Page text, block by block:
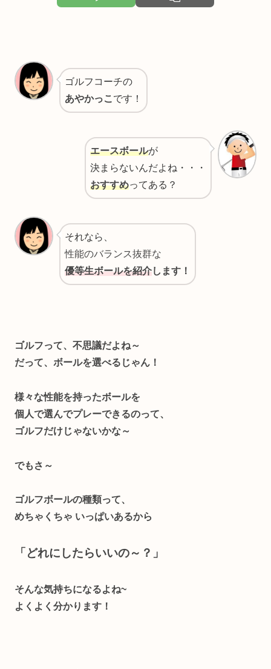
ゴルフコーチの
あやかっこ です！
エースボールが
決まらないんだよね・・・
おすすめってある？
それなら、
性能のバランス抜群な
優等生ボールを紹介します！
ゴルフって、不思議だよね～
だって、ボールを選べるじゃん！
様々な性能を持ったボールを
個人で選んでプレーできるのって、
ゴルフだけじゃないかな～
でもさ～
ゴルフボールの種類って、
めちゃくちゃ いっぱいあるから
「どれにしたらいいの～？」
そんな気持ちになるよね~
よくよく分かります！